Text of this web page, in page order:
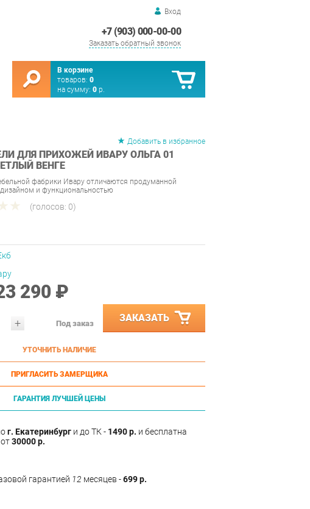
Вход
+7 (903) 000-00-00
Заказать обратный звонок
В корзине
товаров: 0
на сумму: 0 р.
Добавить в избранное
ДЛЯ ПРИХОЖЕЙ ИВАРУ ОЛЬГА 01
ВЕНГЕ
фабрики Ивару отличаются продуманной
и функциональностью
(голосов: 0)
290 ₽
+ Под заказ ЗАКАЗАТЬ
УТОЧНИТЬ НАЛИЧИЕ
ПРИГЛАСИТЬ ЗАМЕРЩИКА
ГАРАНТИЯ ЛУЧШЕЙ ЦЕНЫ
г. Екатеринбург и до ТК - 1490 р. и бесплатна
30000 р.
гарантией 12 месяцев -699 р.